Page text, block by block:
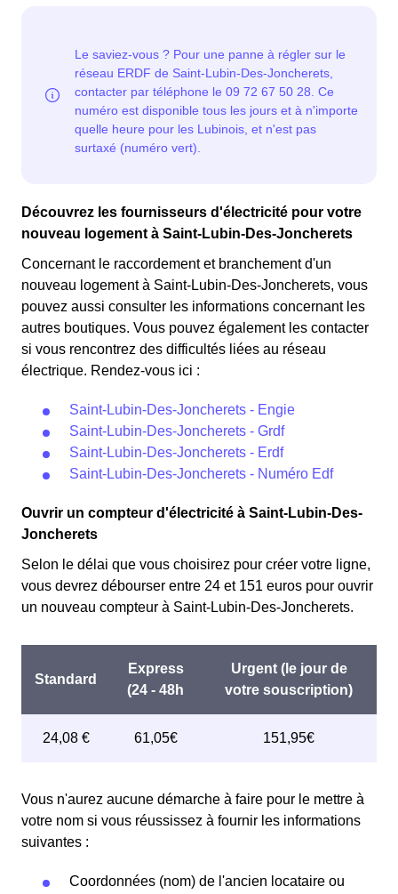
fournisseurs d'électricité de France et est disponible
pour les Lubinois éligibles. 💡🏠
rapport au tarif normal à Saint-Lubin-Des-Joncherets. ⚡
Découvrez les fournisseurs d'électricité pour votre
nouveau logement à Saint-Lubin-Des-Joncherets
Concernant le raccordement et branchement d'un
nouveau logement à Saint-Lubin-Des-Joncherets, vous
pouvez aussi consulter les informations concernant les
autres boutiques. Vous pouvez également les contacter
si vous rencontrez des difficultés liées au réseau
électrique. Rendez-vous ici :
Saint-Lubin-Des-Joncherets - Engie
Saint-Lubin-Des-Joncherets - Grdf
Saint-Lubin-Des-Joncherets - Erdf
Saint-Lubin-Des-Joncherets - Numéro Edf
Ouvrir un compteur d'électricité à Saint-Lubin-Des-
Joncherets
Selon le délai que vous choisirez pour créer votre ligne,
vous devrez débourser entre 24 et 151 euros pour ouvrir
un nouveau compteur à Saint-Lubin-Des-Joncherets.
Vous n'aurez aucune démarche à faire pour le mettre à
votre nom si vous réussissez à fournir les informations
suivantes :
Coordonnées (nom) de l'ancien locataire ou